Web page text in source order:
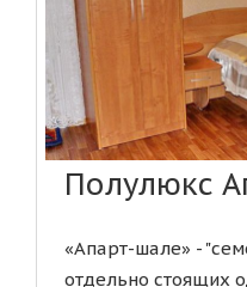
Полулюкс
«Апарт-шале» -
отдельно стоящих